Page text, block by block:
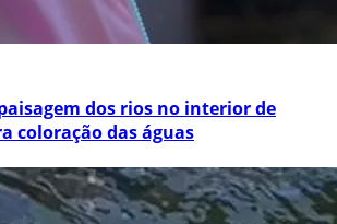
dos rios no interior de
coloração das águas